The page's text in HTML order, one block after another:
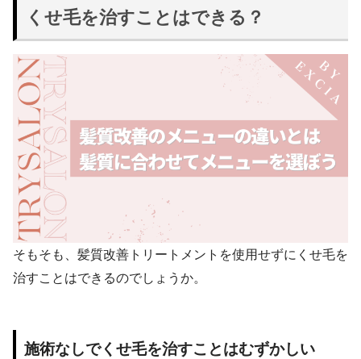
くせ毛を治すことはできる？
そもそも、髪質改善トリートメントを使用せずにくせ毛を
治すことはできるのでしょうか。
施術なしでくせ毛を治すことはむずかしい